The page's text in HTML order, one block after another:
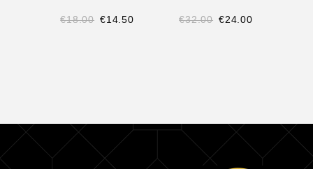
€18.00 €14.50 €32.00 €24.00